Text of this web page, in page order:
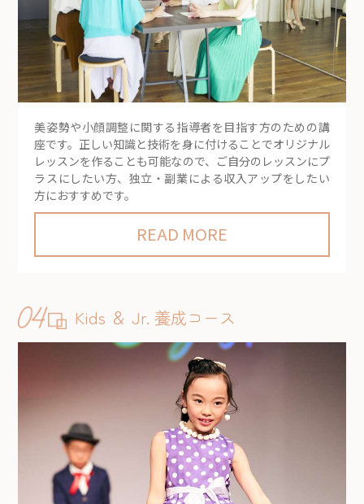
美姿勢や小顔調整に関する指導者を目指す方のための講
座です。正しい知識と技術を身に付けることでオリジナル
レッスンを作ることも可能なので、ご自分のレッスンにプ
ラスにしたい方、独立・副業による収入アップをしたい
方におすすめです。
READ MORE
Kids ＆ Jr. 養成コース